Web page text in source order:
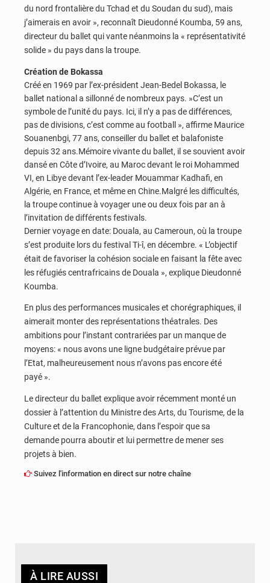
du nord frontalière du Tchad et du Soudan du sud), mais
j’aimerais en avoir », reconnaît Dieudonné Koumba, 59 ans,
directeur du ballet qui vante néanmoins la « représentativité
solide » du pays dans la troupe.
Création de Bokassa
Créé en 1969 par l’ex-président Jean-Bedel Bokassa, le
ballet national a sillonné de nombreux pays. »C’est un
symbole de l’unité du pays. Ici, il n’y a pas de différences,
pas de divisions, c’est comme au football », affirme Maurice
Souanenbgi, 77 ans, conseiller du ballet et balafoniste
depuis 32 ans.Mémoire vivante du ballet, il se souvient avoir
dansé en Côte d’Ivoire, au Maroc devant le roi Mohammed
VI, en Libye devant l’ex-leader Mouammar Kadhafi, en
Algérie, en France, et même en Chine.Malgré les difficultés,
la troupe continue à voyager une ou deux fois par an à
l’invitation de différents festivals.
Dernier voyage en date: Douala, au Cameroun, où la troupe
s’est produite lors du festival Ti-î, en décembre. « L’objectif
était de favoriser la cohésion sociale en faisant la fête avec
les réfugiés centrafricains de Douala », explique Dieudonné
Koumba.
En plus des performances musicales et chorégraphiques, il
aimerait monter des représentations théatrales. Des
ambitions pour l’instant contrariées par un manque de
moyens: « nous avons une ligne budgétaire prévue par
l’Etat, malheureusement nous n’avons pas encore été
payé ».
Le directeur du ballet explique avoir récemment monté un
dossier à l’attention du Ministre des Arts, du Tourisme, de la
Culture et de la Francophonie, dans l’espoir que sa
demande pourra aboutir et lui permettre de mener ses
projets à bien.
Suivez l'information en direct sur notre chaîne
À LIRE AUSSI